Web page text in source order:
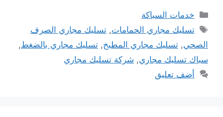
التصنيفات
خدمات السباكة
الوسوم
تسليك مجاري الحمامات,تسليك مجاري الصرف
الصحي, تسليك مجاري المطبخ, تسليك مجاري بالضغط,
سباك تسليك مجاري, شركة تسليك مجاري
أضف تعليق